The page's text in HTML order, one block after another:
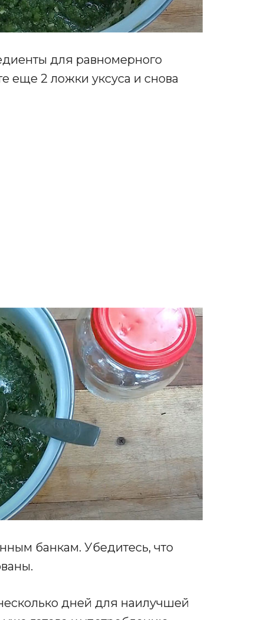
для равномерного
еще 2 ложки уксуса и снова
банкам. Убедитесь, что
дней для наилучшей